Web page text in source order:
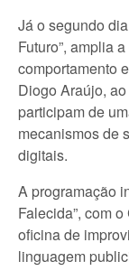
Já o segundo
Futuro”, amplia
comportamento
Diogo Araújo,
participam de
mecanismos de
digitais.
A programação
Falecida”, com
oficina de
linguagem